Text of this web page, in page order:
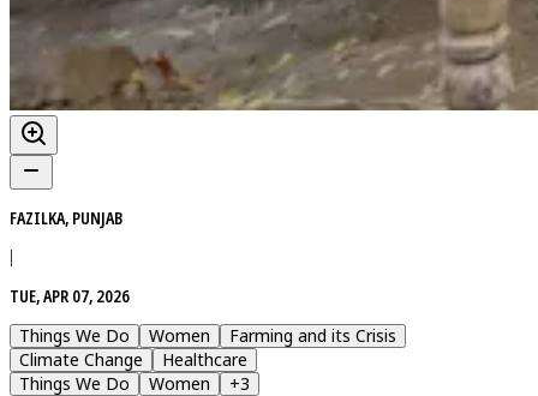
FAZILKA, PUNJAB
|
TUE, APR 07, 2026
Things We Do
Women
Farming and its Crisis
Climate Change
Healthcare
Things We Do
Women +3